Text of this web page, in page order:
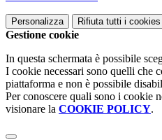
Personalizza Rifiuta tutti i cookies
Gestione cookie
In questa schermata è possibile
I cookie necessari sono quelli che
piattaforma e non è possibile
Per conoscere quali sono i cookie
visionare la COOKIE POLICY.